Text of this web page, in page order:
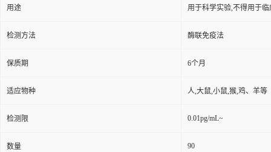
用途 用于科学实验,不得用于临
检测方法 酶联免疫法
保质期 6个月
适应物种 人,大鼠,小鼠,猴,鸡、羊等
检测限 0.01pg/mL~
数量 90